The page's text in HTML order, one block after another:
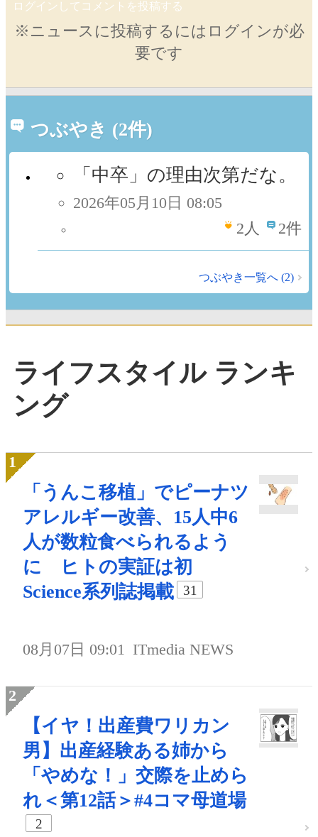
ログインしてコメントを投稿する
※ニュースに投稿するにはログインが必
要です
つぶやき (2件)
「中卒」の理由次第だな。
2026年05月10日 08:05
2 人 2件
つぶやき一覧へ (2)
ライフスタイル ランキ
ング
「うんこ移植」でピーナツ
アレルギー改善、15人中6
人が数粒食べられるよう
に ヒトの実証は初
Science系列誌掲載
31
08月07日 09:01 ITmedia NEWS
【イヤ！出産費ワリカン
男】出産経験ある姉から
「やめな！」交際を止めら
れ＜第12話＞#4コマ母道場
2